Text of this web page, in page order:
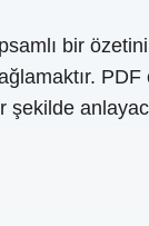
bir
şekilde